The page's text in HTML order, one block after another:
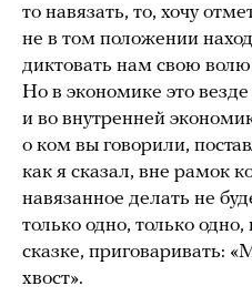
то навязать, то, хочу
не в том положении
диктовать нам свою
Но в экономике это везде
и во внутренней
о ком вы говорили,
как я сказал, вне рамок
навязанное делать не
только одно, только одно,
сказке, приговаривать:
хвост».